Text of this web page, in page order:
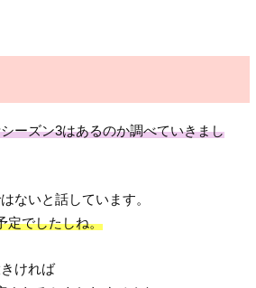
ーズン3はあるのか調べていきまし
ないと話しています。
定でしたしね。
ければ